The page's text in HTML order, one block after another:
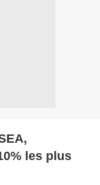
les plus